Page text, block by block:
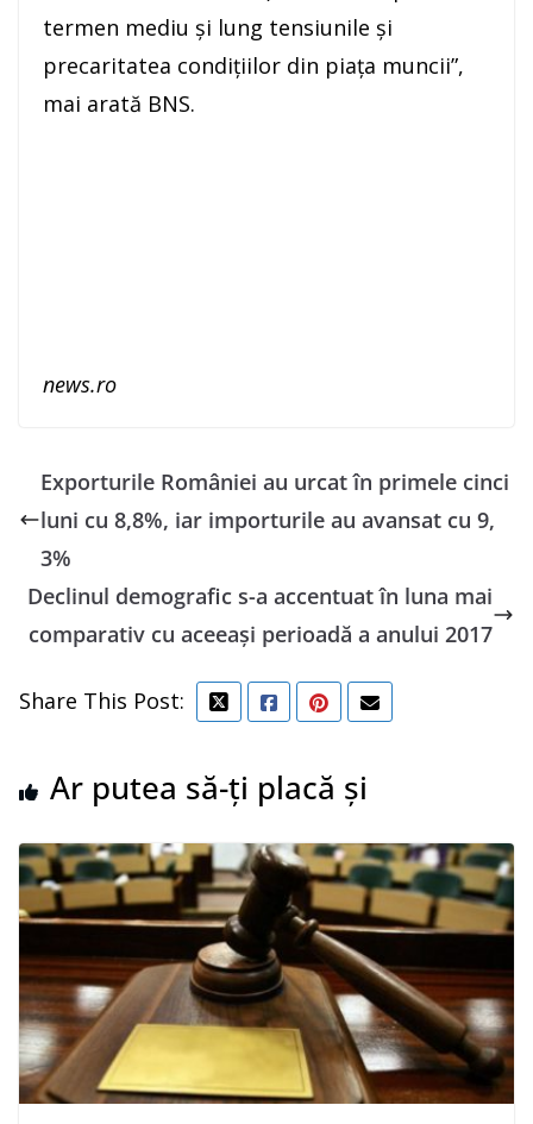
termen mediu şi lung tensiunile şi
precaritatea condiţiilor din piaţa muncii”,
mai arată BNS.
news.ro
Exporturile României au urcat în primele cinci
luni cu 8,8%, iar importurile au avansat cu 9,
3%
Declinul demografic s-a accentuat în luna mai
comparativ cu aceeași perioadă a anului 2017
Share This Post:
Ar putea să-ți placă și